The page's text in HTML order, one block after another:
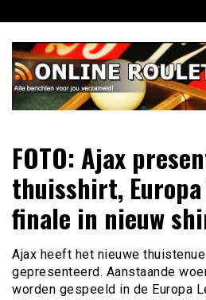
naar
inhoud
Online Roulette
verzameld
FOTO: Ajax
thuisshirt, Europa
finale in nieuw
Ajax heeft het nieuwe
gepresenteerd. Aanstaande
worden gespeeld in de Europa